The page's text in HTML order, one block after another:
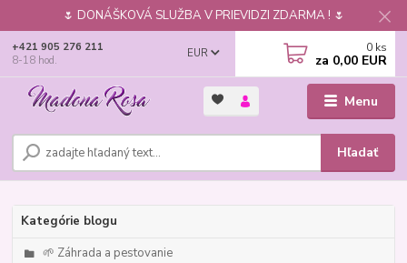
🌷 DONÁŠKOVÁ SLUŽBA V PRIEVIDZI ZDARMA ! 🌷
Menu
EUR
Hľadať
+421 905 276 211
8-18 hod.
0 ks
za 0,00 EUR
Kategórie blogu
🌱 Záhrada a pestovanie